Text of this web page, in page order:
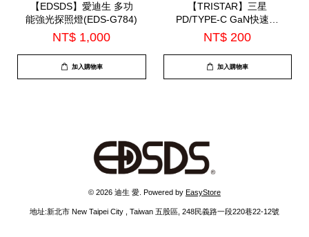
【EDSDS】愛迪生 多功
能強光探照燈(EDS-G784)
NT$ 1,000
加入購物車
【TRISTAR】三星
PD/TYPE-C GaN快速充
電器(TS-USB180)
NT$ 200
加入購物車
© 2026 迪生 愛. Powered by EasyStore
地址:新北市 New Taipei City , Taiwan 五股區, 248民義路一段220巷22-12號